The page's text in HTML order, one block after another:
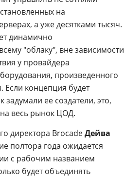
на
а уже десятками тысяч.
динамично
"облаку", вне зависимости
у провайдера
произведенного
концепция будет
задумали ее создатели, это,
весь рынок ЦОД.
директора BrocadeДейва
полтора года ожидается
с рабочим названием
будет объединять